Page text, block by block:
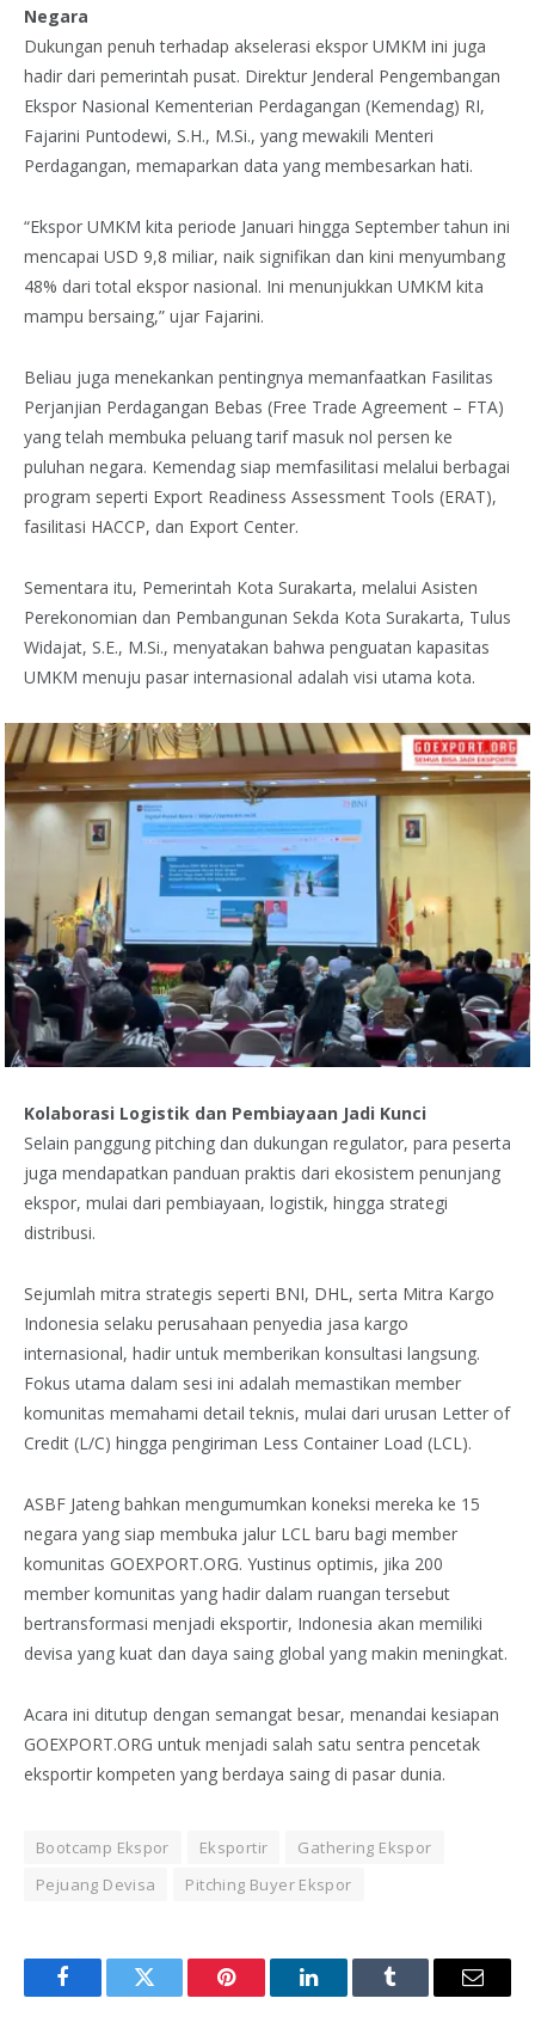
Negara
Dukungan penuh terhadap akselerasi ekspor UMKM ini juga
hadir dari pemerintah pusat. Direktur Jenderal Pengembangan
Ekspor Nasional Kementerian Perdagangan (Kemendag) RI,
Fajarini Puntodewi, S.H., M.Si., yang mewakili Menteri
Perdagangan, memaparkan data yang membesarkan hati.
“Ekspor UMKM kita periode Januari hingga September tahun ini
mencapai USD 9,8 miliar, naik signifikan dan kini menyumbang
48% dari total ekspor nasional. Ini menunjukkan UMKM kita
mampu bersaing,” ujar Fajarini.
Beliau juga menekankan pentingnya memanfaatkan Fasilitas
Perjanjian Perdagangan Bebas (Free Trade Agreement – FTA)
yang telah membuka peluang tarif masuk nol persen ke
puluhan negara. Kemendag siap memfasilitasi melalui berbagai
program seperti Export Readiness Assessment Tools (ERAT),
fasilitasi HACCP, dan Export Center.
Sementara itu, Pemerintah Kota Surakarta, melalui Asisten
Perekonomian dan Pembangunan Sekda Kota Surakarta, Tulus
Widajat, S.E., M.Si., menyatakan bahwa penguatan kapasitas
UMKM menuju pasar internasional adalah visi utama kota.
Kolaborasi Logistik dan Pembiayaan Jadi Kunci
Selain panggung pitching dan dukungan regulator, para peserta
juga mendapatkan panduan praktis dari ekosistem penunjang
ekspor, mulai dari pembiayaan, logistik, hingga strategi
distribusi.
Sejumlah mitra strategis seperti BNI, DHL, serta Mitra Kargo
Indonesia selaku perusahaan penyedia jasa kargo
internasional, hadir untuk memberikan konsultasi langsung.
Fokus utama dalam sesi ini adalah memastikan member
komunitas memahami detail teknis, mulai dari urusan Letter of
Credit (L/C) hingga pengiriman Less Container Load (LCL).
ASBF Jateng bahkan mengumumkan koneksi mereka ke 15
negara yang siap membuka jalur LCL baru bagi member
komunitas GOEXPORT.ORG. Yustinus optimis, jika 200
member komunitas yang hadir dalam ruangan tersebut
bertransformasi menjadi eksportir, Indonesia akan memiliki
devisa yang kuat dan daya saing global yang makin meningkat.
Acara ini ditutup dengan semangat besar, menandai kesiapan
GOEXPORT.ORG untuk menjadi salah satu sentra pencetak
eksportir kompeten yang berdaya saing di pasar dunia.
Bootcamp Ekspor Eksportir
Gathering Ekspor
Pejuang Devisa
Pitching Buyer Ekspor
FacebookTwitter Pinterest LinkedInTumblr Email